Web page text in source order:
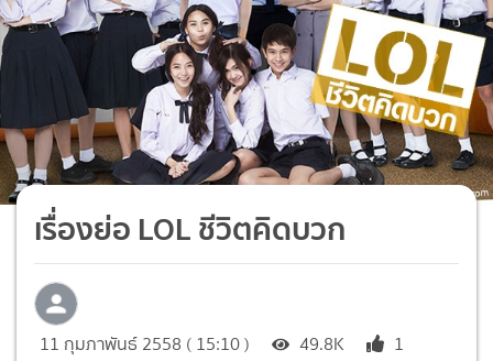
เรื่องย่อ LOL ชีวิตคิดบวก
11 กุมภาพันธ์ 2558 ( 15:10 ) 49.8K 1